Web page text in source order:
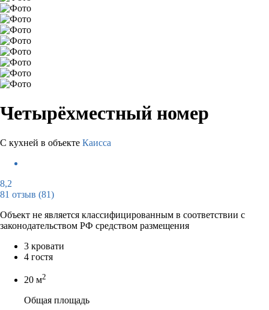
Четырёхместный номер
С кухней в объекте Каисса
8,2
81 отзыв (81)
Объект не является классифицированным в соответствии с
законодательством РФ средством размещения
3 кровати
4 гостя
20 м2
Общая площадь